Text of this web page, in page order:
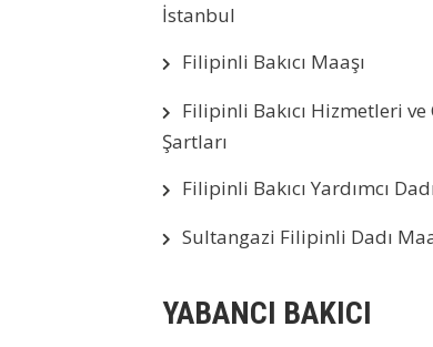
İstanbul
Filipinli Bakıcı Maaşı
Filipinli Bakıcı Hizmetleri ve
Şartları
Filipinli Bakıcı Yardımcı
Sultangazi Filipinli Dadı
YABANCI BAKICI